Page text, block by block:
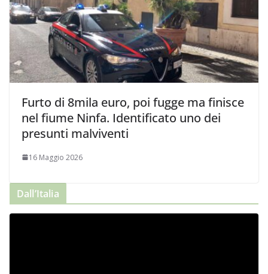
Furto di 8mila euro, poi fugge ma finisce
nel fiume Ninfa. Identificato uno dei
presunti malviventi
16 Maggio 2026
Dall’Italia